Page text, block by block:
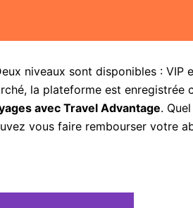
niveaux sont disponibles : VIP
la plateforme est enregistrée
avec Travel Advantage.
vous faire rembourser votre